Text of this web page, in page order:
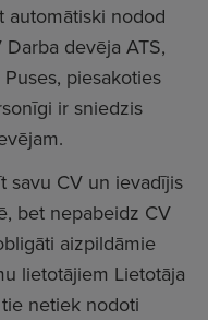
automātiski nodod
devēja ATS,
piesakoties
ir sniedzis
savu CV un ievadījis
bet nepabeidz CV
aizpildāmie
lietotājiem Lietotāja
netiek nodoti